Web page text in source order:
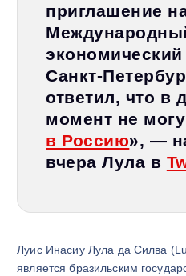
приглашение
Санкт-
ответил, что в
момент не
в Россию», —
вчера Лула в
Луис Инасиу Лула да Силва
является бразильским